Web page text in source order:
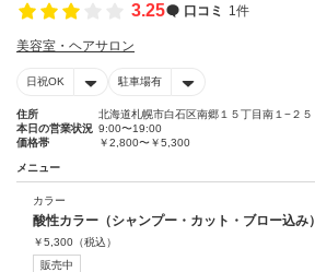
3.25
口コミ 1件
美容室・ヘアサロン
日祝OK 駐車場有
住所
北海道札幌市白石区南郷１５丁目南１−２５
本日の営業状況 9:00〜19:00
価格帯
￥2,800〜￥5,300
メニュー
カラー
酸性カラー（シャンプー・カット・ブロー込み）
￥5,300 （税込）
販売中